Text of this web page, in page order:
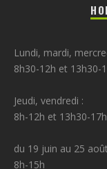
Lundi, mardi,
8h30-12h et 13h30-
Jeudi, vendredi :
8h-12h et 13h30-17h
du 19 juin au 25
8h-15h